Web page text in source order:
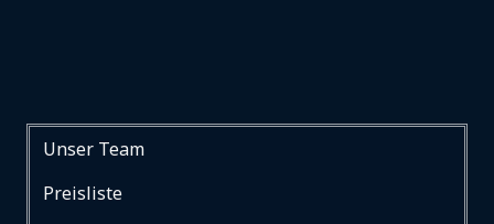
Unser Team
Preisliste